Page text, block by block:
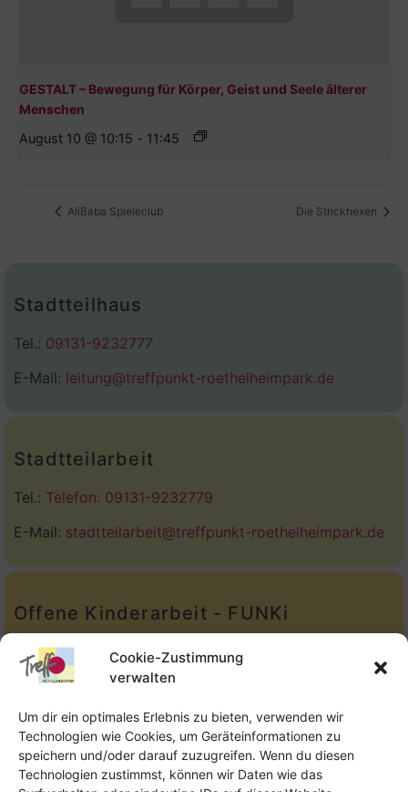
Cookie-Zustimmung
verwalten
Um dir ein optimales Erlebnis zu bieten, verwenden wir
Technologien wie Cookies, um Geräteinformationen zu
speichern und/oder darauf zuzugreifen. Wenn du diesen
Technologien zustimmst, können wir Daten wie das
GESTALT – Bewegung für Körper, Geist und Seele älterer
Menschen
August 10 @ 10:15 - 11:45
AliBaba Spieleclub Die Strickhexen
Stadtteilhaus
Tel.: 09131-9232777
E-Mail: leitung@treffpunkt-roethelheimpark.de
Stadtteilarbeit
Tel.: Telefon: 09131-9232779
E-Mail: stadtteilarbeit@treffpunkt-roethelheimpark.de
Offene Kinderarbeit - FUNKi
Tel.:Telefon: 09131-610749
E-Mail:oka@treffpunkt-roethelheimpark.de
Offene Jugendarbeit - Easthouse